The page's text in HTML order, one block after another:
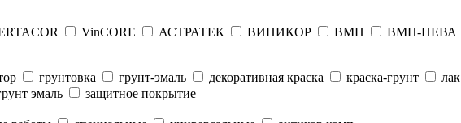
VinCORE АСТРАТЕК ВИНИКОР ВМП ВМП-НЕВА
грунтовка грунт-эмаль декоративная краска краска-грунт лак
эмаль
защитное покрытие